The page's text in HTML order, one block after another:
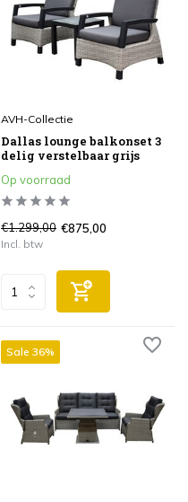
AVH-Collectie
Dallas lounge balkonset 3
delig verstelbaar grijs
Op voorraad
€1.299,00 €875,00
Incl. btw
Sale 36%